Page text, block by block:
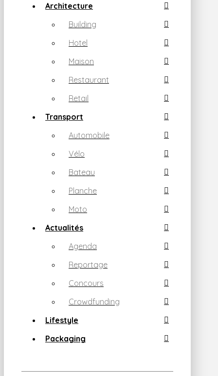
Architecture
Building
Hotel
Maison
Restaurant
Retail
Transport
Automobile
Vélo
Bateau
Planche
Moto
Actualités
Agenda
Reportage
Concours
Crowdfunding
Lifestyle
Packaging